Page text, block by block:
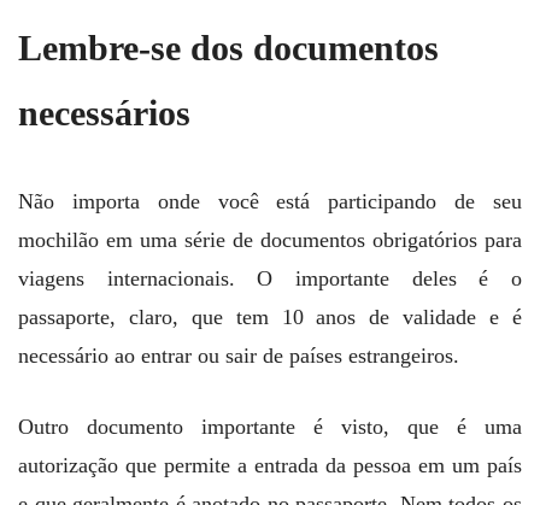
Lembre-se dos documentos
necessários
Não importa onde você está participando de seu
mochilão em uma série de documentos obrigatórios para
viagens internacionais. O importante deles é o
passaporte, claro, que tem 10 anos de validade e é
necessário ao entrar ou sair de países estrangeiros.
Outro documento importante é visto, que é uma
autorização que permite a entrada da pessoa em um país